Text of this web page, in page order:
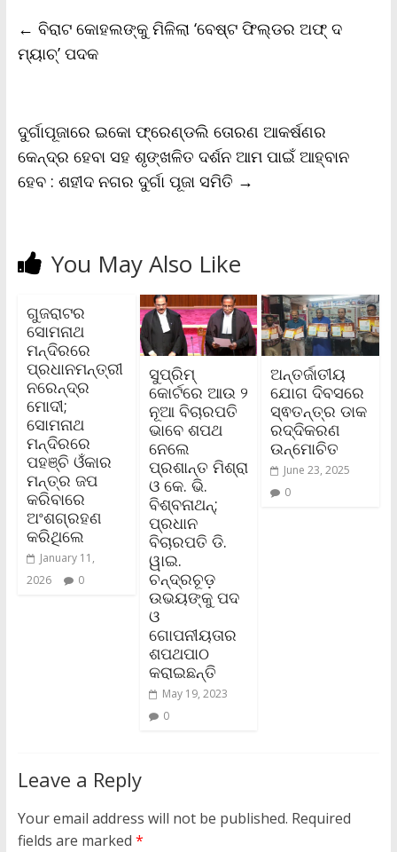
o
o
k
e
r
A
i
F
l
y
← ବିରାଟ କୋହଲଙ୍କୁ ମିଳିଲା ‘ବେଷ୍ଟ ଫିଲ୍‌ଡର ଅଫ୍ ଦ
ମ୍ୟାଚ୍‌’ ପଦକ
ଦୁର୍ଗାପୂଜାରେ ଇକୋ ଫ୍ରେଣ୍ଡଲି ତୋରଣ ଆକର୍ଷଣର
କେନ୍ଦ୍ର ହେବା ସହ ଶୃଙ୍ଖଳିତ ଦର୍ଶନ ଆମ ପାଇଁ ଆହ୍ବାନ
ହେବ : ଶହୀଦ ନଗର ଦୁର୍ଗା ପୂଜା ସମିତି →
You May Also Like
ଗୁଜରାଟର
ସୋମନାଥ
ମନ୍ଦିରରେ
ପ୍ରଧାନମନ୍ତ୍ରୀ
ନରେନ୍ଦ୍ର
ମୋଦୀ;
ସୋମନାଥ
ମନ୍ଦିରରେ
ପହଞ୍ଚି ଓଁକାର
ମନ୍ତ୍ର ଜପ
କରିବାରେ
ଅଂଶଗ୍ରହଣ
କରିଥିଲେ
January 11,
2026
0
ସୁପ୍ରିମ୍‌
କୋର୍ଟରେ ଆଉ ୨
ନୂଆ ବିଚାରପତି
ଭାବେ ଶପଥ
ନେଲେ
ପ୍ରଶାନ୍ତ ମିଶ୍ରା
ଓ କେ. ଭି.
ବିଶ୍ବନାଥନ୍‌;
ପ୍ରଧାନ
ବିଚାରପତି ଡି.
ୱାଇ.
ଚନ୍ଦ୍ରଚୂଡ଼
ଉଭୟଙ୍କୁ ପଦ
ଓ
ଗୋପନୀୟତାର
ଶପଥପାଠ
କରାଇଛନ୍ତି
May 19, 2023
0
ଅନ୍ତର୍ଜାତୀୟ
ଯୋଗ ଦିବସରେ
ସ୍ଵତନ୍ତ୍ର ଡାକ
ରଦ୍ଦିକରଣ
ଉନ୍ମୋଚିତ
June 23, 2025
0
Leave a Reply
Your email address will not be published. Required
fields are marked *